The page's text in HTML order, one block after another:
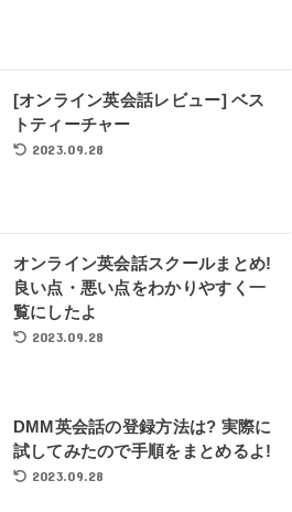
[オンライン英会話レビュー] ベス
トティーチャー
2023.09.28
オンライン英会話スクールまとめ!
良い点・悪い点をわかりやすく一
覧にしたよ
2023.09.28
DMM英会話の登録方法は? 実際に
試してみたので手順をまとめるよ!
2023.09.28